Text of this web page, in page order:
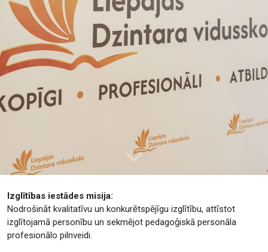
Tālāk
Izglītības iestādes misija:
Nodrošināt kvalitatīvu un konkurētspējīgu izglītību, attīstot
izglītojamā personību un sekmējot pedagoģiskā personāla
profesionālo pilnveidi.